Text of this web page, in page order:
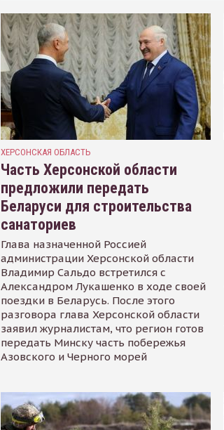
ХЕРСОНСКАЯ ОБЛАСТЬ
Часть Херсонской области
предложили передать
Беларуси для строительства
санаториев
Глава назначенной Россией
администрации Херсонской области
Владимир Сальдо встретился с
Александром Лукашенко в ходе своей
поездки в Беларусь. После этого
разговора глава Херсонской области
заявил журналистам, что регион готов
передать Минску часть побережья
Азовского и Черного морей